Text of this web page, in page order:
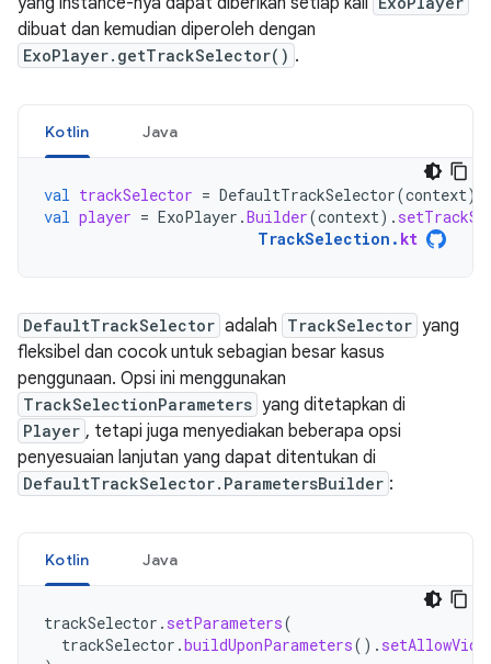
dibuat dan kemudian diperoleh dengan
ExoPlayer.getTrackSelector() .
Kotlin Java
val trackSelector = DefaultTrackSelector(context)
val player = ExoPlayer .Builder(context).
TrackSelection . kt
DefaultTrackSelector adalah TrackSelector yang
fleksibel dan cocok untuk sebagian besar kasus
penggunaan. Opsi ini menggunakan
TrackSelectionParameters yang ditetapkan di
Player , tetapi juga menyediakan beberapa opsi
penyesuaian lanjutan yang dapat ditentukan di
DefaultTrackSelector.ParametersBuilder :
Kotlin Java
trackSelector . setParameters(
trackSelector .buildUponParameters().